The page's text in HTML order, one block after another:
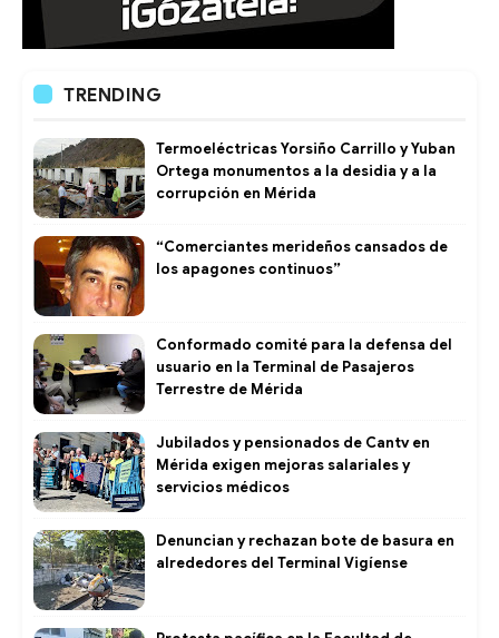
TRENDING
Termoeléctricas Yorsiño Carrillo y Yuban
Ortega monumentos a la desidia y a la
corrupción en Mérida
“Comerciantes merideños cansados de
los apagones continuos”
Conformado comité para la defensa del
usuario en la Terminal de Pasajeros
Terrestre de Mérida
Jubilados y pensionados de Cantv en
Mérida exigen mejoras salariales y
servicios médicos
Denuncian y rechazan bote de basura en
alrededores del Terminal Vigíense